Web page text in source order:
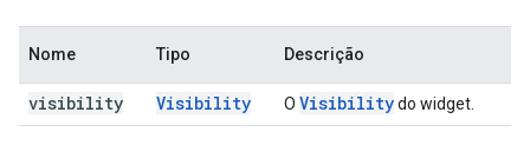
Nome Tipo Descrição
visibility Visibility O Visibilitydo widget.